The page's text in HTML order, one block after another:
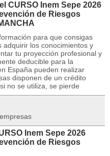
CURSO Inem Sepe 2026
de Riesgos
para que consigas
adquirir los conocimientos y
tu proyección profesional y
deducible para la
España pueden realizar
disponen de un crédito
no se utiliza, se pierde
Inem Sepe 2026
de Riesgos